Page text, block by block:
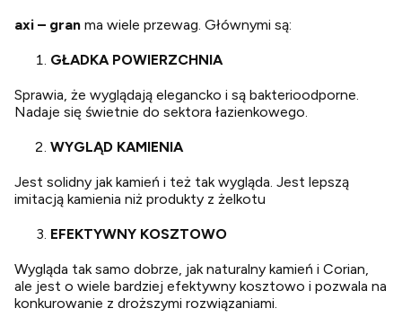
axi – gran ma wiele przewag. Głównymi są:
GŁADKA POWIERZCHNIA
Sprawia, że wyglądają elegancko i są bakterioodporne.
Nadaje się świetnie do sektora łazienkowego.
WYGLĄD KAMIENIA
Jest solidny jak kamień i też tak wygląda. Jest lepszą
imitacją kamienia niż produkty z żelkotu
EFEKTYWNY KOSZTOWO
Wygląda tak samo dobrze, jak naturalny kamień i Corian,
ale jest o wiele bardziej efektywny kosztowo i pozwala na
konkurowanie z droższymi rozwiązaniami.